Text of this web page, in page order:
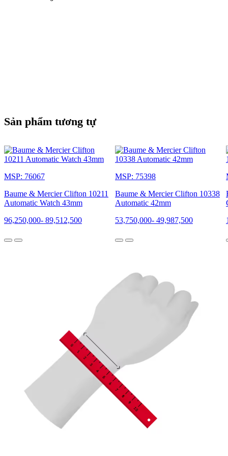
Sản phẩm tương tự
MSP: 76067
Baume & Mercier Clifton 10211
Automatic Watch 43mm
96,250,000- 89,512,500
MSP: 75398
Baume & Mercier Clifton 10338
Automatic 42mm
53,750,000- 49,987,500